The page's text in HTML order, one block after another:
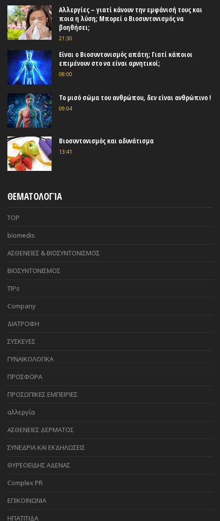
Αλλεργίες – γιατί κάνουν την εμφάνισή τους και
ποια η λύση; Μπορεί ο Βιοσυντονισμός να
βοηθήσει;
21:30
Είναι ο Βιοσυντονισμός απάτη; Γιατί κάποιοι
επιμένουν στο να είναι αρνητικοί;
08:00
Το μισό σώμα του ανθρώπου, δεν είναι ανθρώπινο !
09:04
Βιοσυντονισμός και αδυνάτισμα
13:41
ΘΕΜΑΤΟΛΟΓΊΑ
TOP
biomedis
ΑΣΘΕΝΕΙΕΣ & ΒΙΟΣΥΝΤΟΝΙΣΜΟΣ
ΒΙΟΣΥΝΤΟΝΙΣΜΟΣ
TIPs
Company
ΔΙΑΤΡΟΦΗ
ΣΥΣΚΕΥΕΣ
ΓΥΝΑΙΚΟΛΟΓΙΚΑ
ΠΡΟΣΦΟΡΑ
ΠΡΟΣΩΠΙΚΕΣ ΕΜΠΕΙΡΙΕΣ
αλλεργία
ΑΣΘΕΝΕΙΕΣ ΔΕΡΜΑΤΟΣ
ΣΥΝΕΔΡΙΑ ΚΑΙ ΕΚΔΗΛΩΣΕΙΣ
ΘΥΡΕΟΕΙΔΗΣ ΑΔΕΝΑΣ
Complex PR
ΕΠΙΚΟΙΝΩΝΙΑ
ΗΠΑΤΙΤΙΔΑ